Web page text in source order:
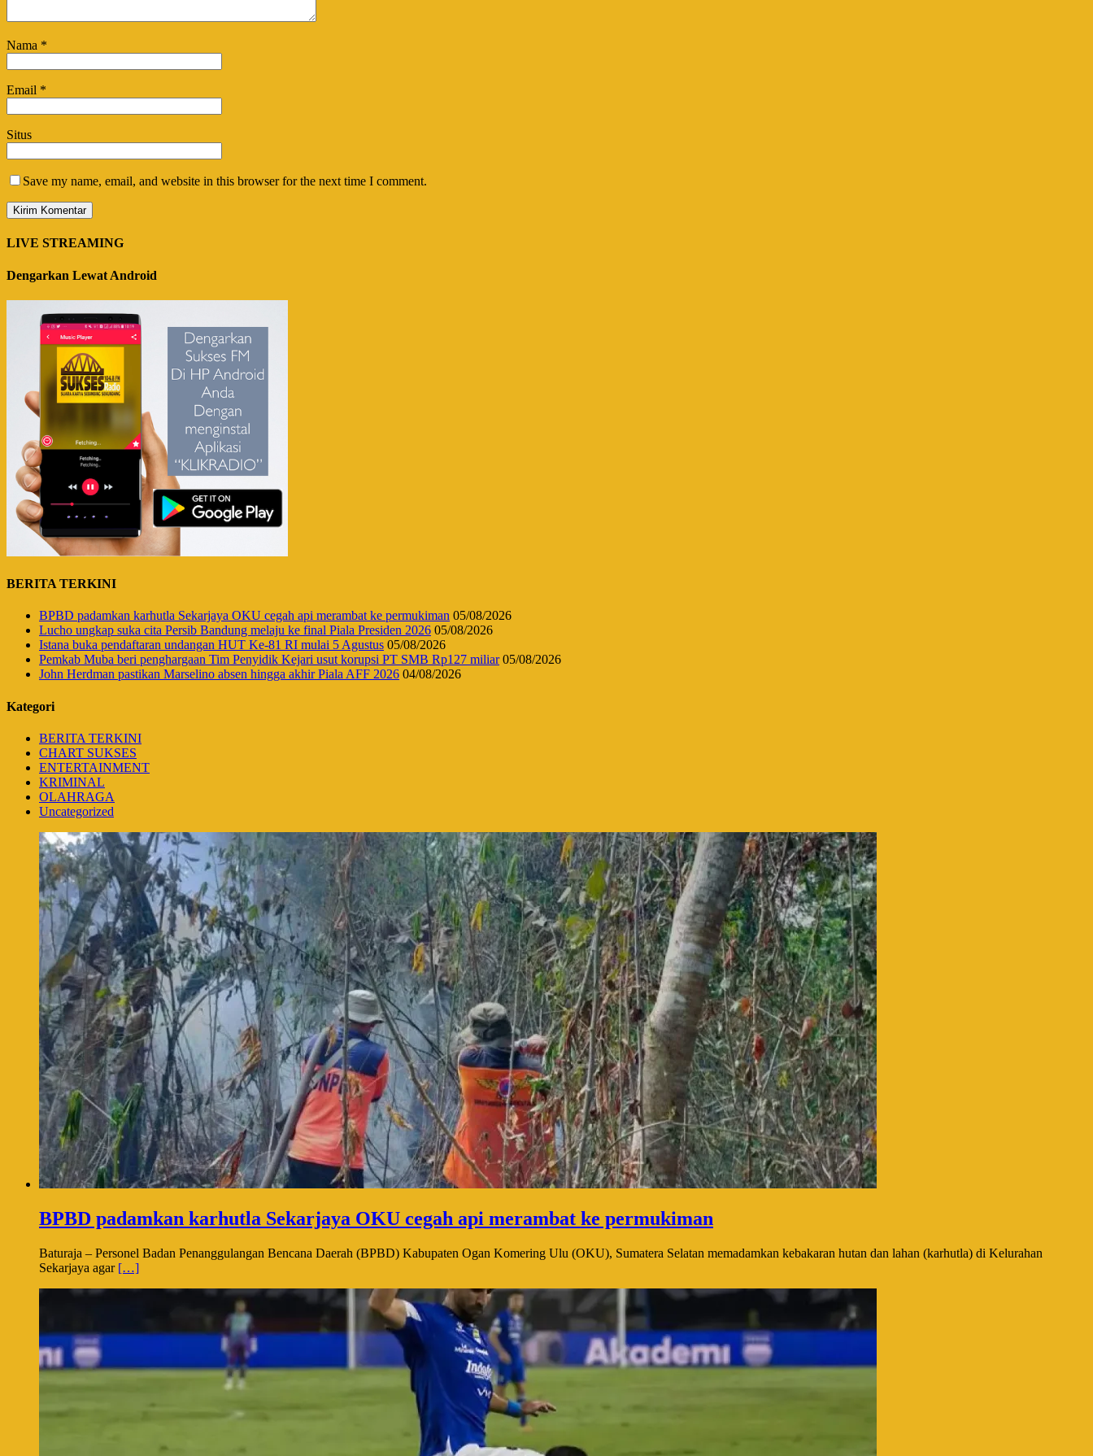
Nama *
Email *
Situs
Save my name, email, and website in this browser for the next time I comment.
LIVE STREAMING
Dengarkan Lewat Android
BERITA TERKINI
BPBD padamkan karhutla Sekarjaya OKU cegah api merambat ke permukiman 05/08/2026
Lucho ungkap suka cita Persib Bandung melaju ke final Piala Presiden 2026 05/08/2026
Istana buka pendaftaran undangan HUT Ke-81 RI mulai 5 Agustus 05/08/2026
Pemkab Muba beri penghargaan Tim Penyidik Kejari usut korupsi PT SMB Rp127 miliar 05/08/2026
John Herdman pastikan Marselino absen hingga akhir Piala AFF 2026 04/08/2026
Kategori
BERITA TERKINI
CHART SUKSES
ENTERTAINMENT
KRIMINAL
OLAHRAGA
Uncategorized
BPBD padamkan karhutla Sekarjaya OKU cegah api merambat ke permukiman
Baturaja – Personel Badan Penanggulangan Bencana Daerah (BPBD) Kabupaten Ogan Komering Ulu (OKU), Sumatera Selatan memadamkan kebakaran hutan dan lahan (karhutla) di Kelurahan
Sekarjaya agar […]